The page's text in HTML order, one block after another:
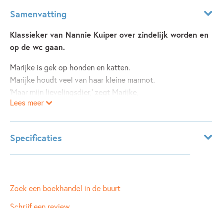
Samenvatting
Klassieker van Nannie Kuiper over zindelijk worden en
op de wc gaan.
Marijke is gek op honden en katten.
Marijke houdt veel van haar kleine marmot.
'Maar mijn lievelingsdier,' zegt Marijke,
'staat hier!
Marijke neemt haar eend op de pot overal mee naartoe,
zelfs naar de verjaardag van Jasper. Maar als ze naar huis
De bestseller van Nannie Kuiper heeft al generaties
kinderen van hun angst voor de grote mensen-wc
Lees meer
Specificaties
Leeftijdsindicatie: 2 - 4 jaar
NUR:
271
Type:
Hardcover
Zoek een boekhandel in de buurt